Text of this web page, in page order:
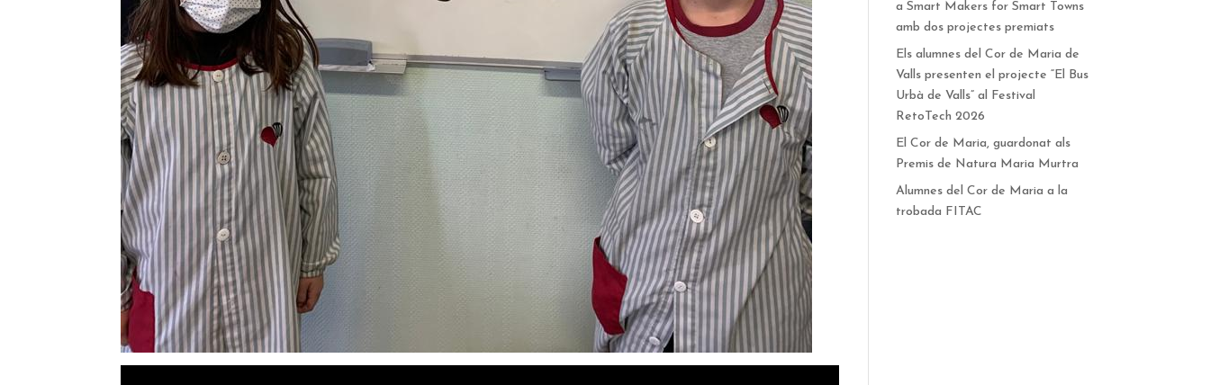
a Smart Makers for Smart Towns
amb dos projectes premiats
Els alumnes del Cor de Maria de
Valls presenten el projecte “El Bus
Urbà de Valls” al Festival
RetoTech 2026
El Cor de Maria, guardonat als
Premis de Natura Maria Murtra
Alumnes del Cor de Maria a la
trobada FITAC